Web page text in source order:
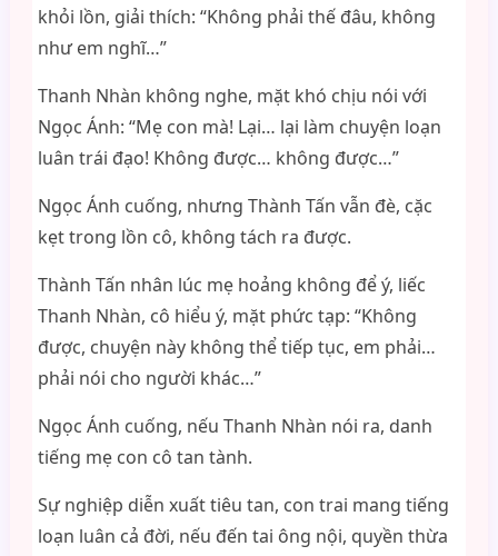
khỏi lồn, giải thích: “Không phải thế đâu, không
như em nghĩ…”
Thanh Nhàn không nghe, mặt khó chịu nói với
Ngọc Ánh: “Mẹ con mà! Lại… lại làm chuyện loạn
luân trái đạo! Không được… không được…”
Ngọc Ánh cuống, nhưng Thành Tấn vẫn đè, cặc
kẹt trong lồn cô, không tách ra được.
Thành Tấn nhân lúc mẹ hoảng không để ý, liếc
Thanh Nhàn, cô hiểu ý, mặt phức tạp: “Không
được, chuyện này không thể tiếp tục, em phải…
phải nói cho người khác…”
Ngọc Ánh cuống, nếu Thanh Nhàn nói ra, danh
tiếng mẹ con cô tan tành.
Sự nghiệp diễn xuất tiêu tan, con trai mang tiếng
loạn luân cả đời, nếu đến tai ông nội, quyền thừa